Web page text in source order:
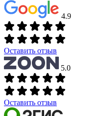
4.9
Оставить отзыв
5.0
Оставить отзыв